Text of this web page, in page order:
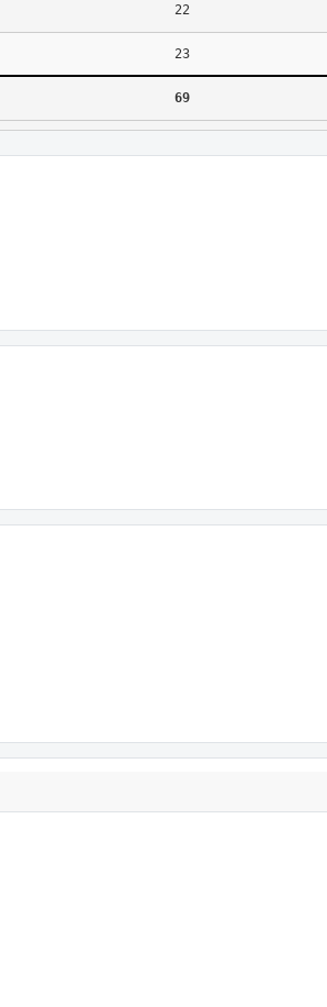
22
23
69